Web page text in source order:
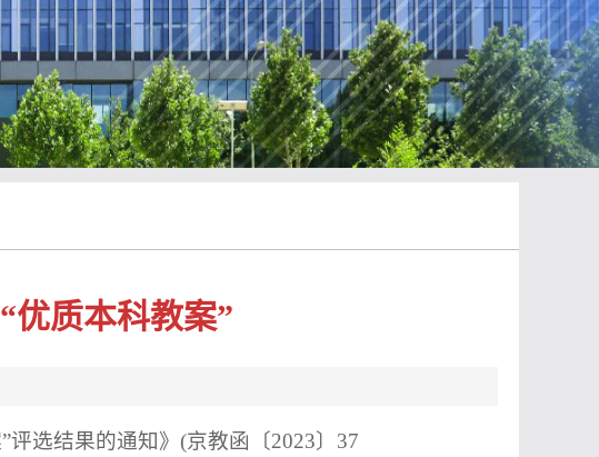
优质本科教案”
选结果的通知》(京教函〔2023〕37